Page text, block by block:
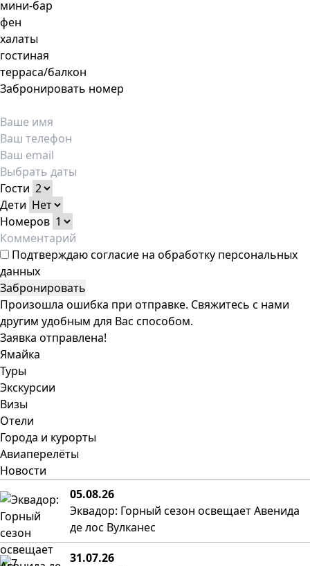
мини-бар
фен
халаты
гостиная
терраса/балкон
Забронировать номер
Гости
Дети
Номеров
Подтверждаюсогласие на обработку персональных
данных
Забронировать
Произошла ошибка при отправке. Свяжитесь с нами
другим удобным для Вас способом.
Заявка отправлена!
Ямайка
Туры
Экскурсии
Визы
Отели
Города и курорты
Авиаперелёты
Новости
05.08.26
Эквадор: Горный сезон освещает Авенида
де лос Вулканес
31.07.26